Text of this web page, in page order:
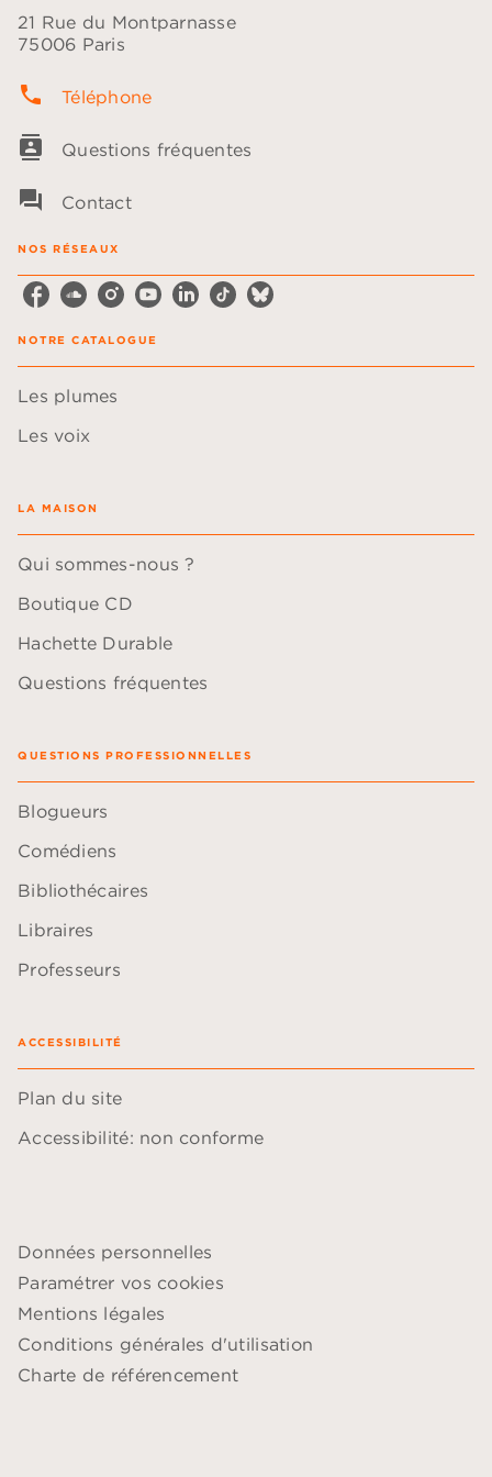
21 Rue du Montparnasse
75006 Paris
phone Téléphone
contacts Questions fréquentes
question_answer Contact
NOS RÉSEAUX
NOTRE CATALOGUE
Les plumes
Les voix
LA MAISON
Qui sommes-nous ?
Boutique CD
Hachette Durable
Questions fréquentes
QUESTIONS PROFESSIONNELLES
Blogueurs
Comédiens
Bibliothécaires
Libraires
Professeurs
ACCESSIBILITÉ
Plan du site
Accessibilité: non conforme
Données personnelles
Paramétrer vos cookies
Mentions légales
Conditions générales d'utilisation
Charte de référencement